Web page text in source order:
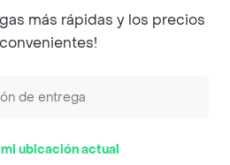
que tenemos
Inc. All rights reserved.
más rápidas y los precios
ubicación actual